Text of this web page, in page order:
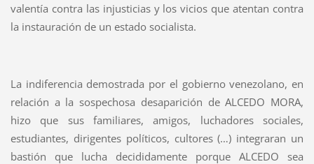
valentía contra las injusticias y los vicios que atentan contra
la instauración de un estado socialista.
La indiferencia demostrada por el gobierno venezolano, en
relación a la sospechosa desaparición de ALCEDO MORA,
hizo que sus familiares, amigos, luchadores sociales,
estudiantes, dirigentes políticos, cultores (…) integraran un
bastión que lucha decididamente porque ALCEDO sea